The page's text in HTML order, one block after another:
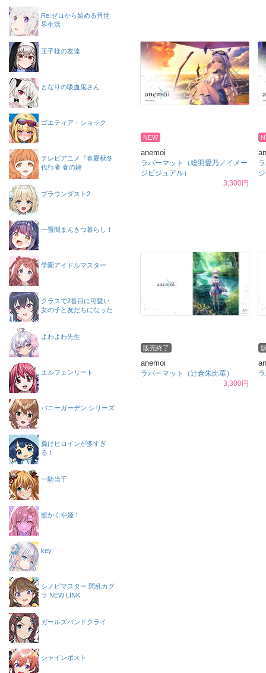
NEW
anemoi
ラバーマット（総羽愛乃／イメー
ジビジュアル）
3,300円
販売終了
anemoi
ラバーマット（辻倉朱比華）
3,300円
Re:ゼロから始める異世
界生活
王子様の友達
となりの吸血鬼さん
ゴエティア・ショック
テレビアニメ『春夏秋冬
代行者 春の舞
ブラウンダスト2
一畳間まんきつ暮らし！
学園アイドルマスター
クラスで2番目に可愛い
女の子と友だちになった
よわよわ先生
エルフェンリート
バニーガーデン シリーズ
負けヒロインが多すぎ
る！
一騎当千
超かぐや姫！
key
シノビマスター 閃乱カグ
ラ NEW LINK
ガールズバンドクライ
シャインポスト